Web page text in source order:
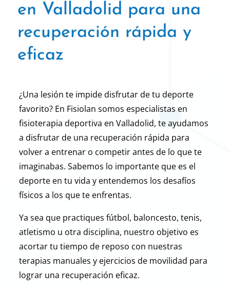
en Valladolid para una
recuperación rápida y
eficaz
¿Una lesión te impide disfrutar de tu deporte
favorito? En Fisiolan somos especialistas en
fisioterapia deportiva en Valladolid, te ayudamos
a disfrutar de una recuperación rápida para
volver a entrenar o competir antes de lo que te
imaginabas.Sabemos lo importante que es el
deporte en tu vida y entendemos los desafíos
físicos a los que te enfrentas.
Ya sea que practiques fútbol, baloncesto, tenis,
atletismo u otra disciplina, nuestro objetivo es
acortar tu tiempo de reposo con nuestras
terapias manuales y ejercicios de movilidad para
lograr una recuperación eficaz.